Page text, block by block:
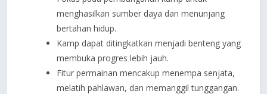
menghasilkan sumber daya dan menunjang
bertahan hidup.
Kamp dapat ditingkatkan menjadi benteng yang
membuka progres lebih jauh.
Fitur permainan mencakup menempa senjata,
melatih pahlawan, dan memanggil tunggangan.